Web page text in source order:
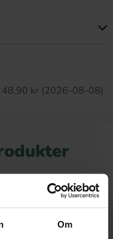
Om
48.90 kr (2026-08-08)
-10%